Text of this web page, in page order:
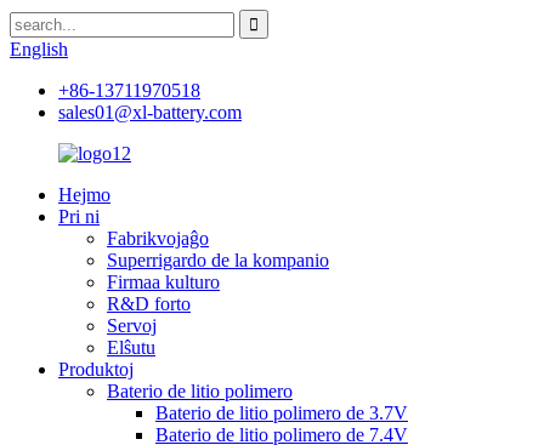
English
+86-13711970518
sales01@xl-battery.com
Hejmo
Pri ni
Fabrikvojaĝo
Superrigardo de la kompanio
Firmaa kulturo
R&D forto
Servoj
Elŝutu
Produktoj
Baterio de litio polimero
Baterio de litio polimero de 3.7V
Baterio de litio polimero de 7.4V